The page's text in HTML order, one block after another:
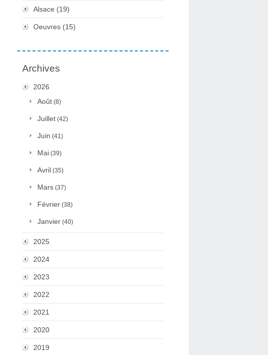
Alsace (19)
Oeuvres (15)
Archives
2026
Août (8)
Juillet (42)
Juin (41)
Mai (39)
Avril (35)
Mars (37)
Février (38)
Janvier (40)
2025
2024
2023
2022
2021
2020
2019